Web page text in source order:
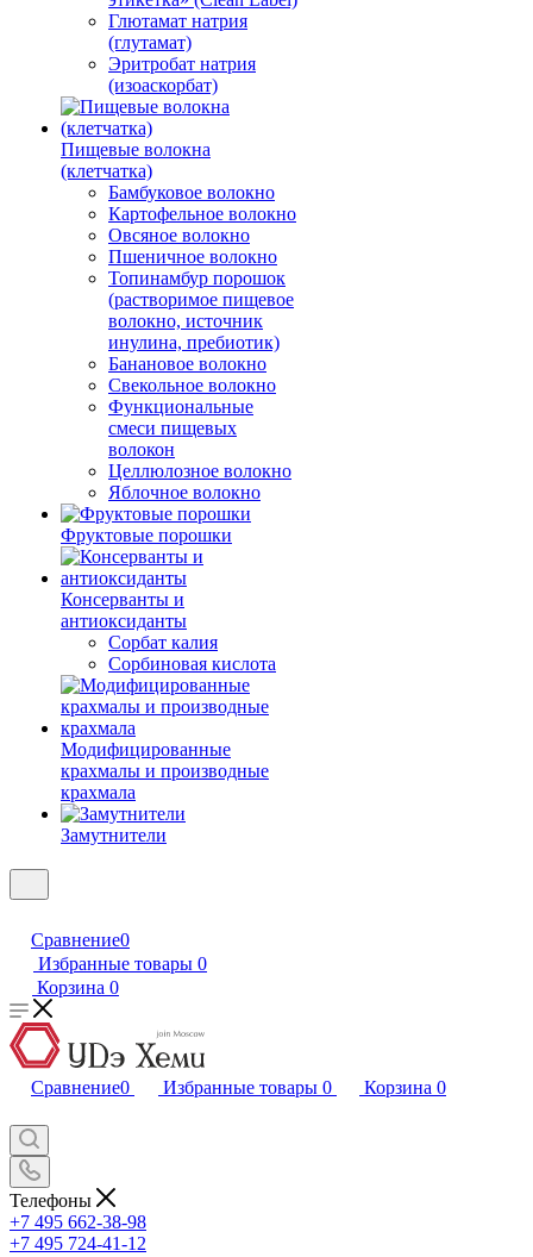
Глютамат натрия
(глутамат)
Эритробат натрия
(изоаскорбат)
Пищевые волокна
(клетчатка)
Бамбуковое волокно
Картофельное волокно
Овсяное волокно
Пшеничное волокно
Топинамбур порошок
(растворимое пищевое
волокно, источник
инулина, пребиотик)
Банановое волокно
Свекольное волокно
Функциональные
смеси пищевых
волокон
Целлюлозное волокно
Яблочное волокно
Фруктовые порошки
Консерванты и
антиоксиданты
Сорбат калия
Сорбиновая кислота
Модифицированные
крахмалы и производные
крахмала
Замутнители
Сравнение0
Избранные товары 0
Корзина 0
Сравнение0 Избранные товары 0 Корзина 0
Телефоны
+7 495 662-38-98
+7 495 724-41-12